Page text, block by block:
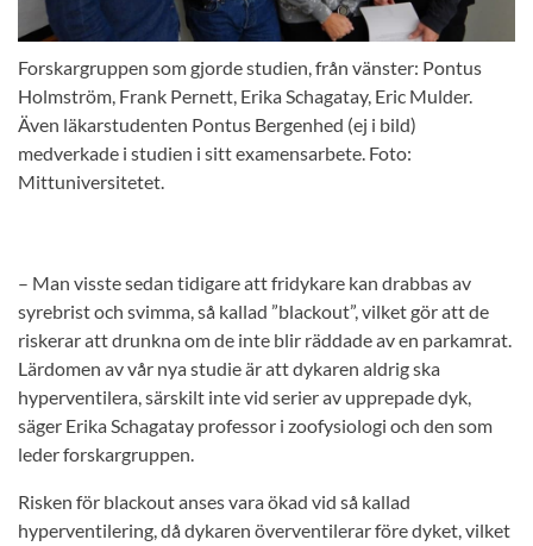
Forskargruppen som gjorde studien, från vänster: Pontus
Holmström, Frank Pernett, Erika Schagatay, Eric Mulder.
Även läkarstudenten Pontus Bergenhed (ej i bild)
medverkade i studien i sitt examensarbete. Foto:
Mittuniversitetet.
– Man visste sedan tidigare att fridykare kan drabbas av
syrebrist och svimma, så kallad ”blackout”, vilket gör att de
riskerar att drunkna om de inte blir räddade av en parkamrat.
Lärdomen av vår nya studie är att dykaren aldrig ska
hyperventilera, särskilt inte vid serier av upprepade dyk,
säger Erika Schagatay professor i zoofysiologi och den som
leder forskargruppen.
Risken för blackout anses vara ökad vid så kallad
hyperventilering, då dykaren överventilerar före dyket, vilket